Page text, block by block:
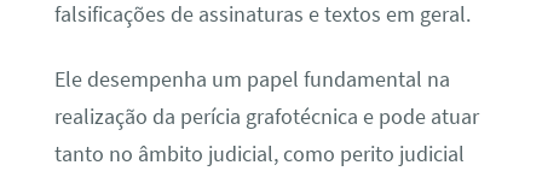
falsificações de assinaturas e textos em geral.
Ele desempenha um papel fundamental na
realização da perícia grafotécnica e pode atuar
tanto no âmbito judicial, como perito judicial